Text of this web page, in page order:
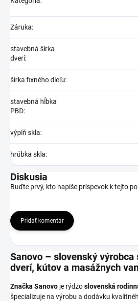
Záruka:
stavebná šírka
dverí:
šírka fixného dieľu:
stavebná hĺbka
PBD:
výplň skla:
hrúbka skla:
Diskusia
Buďte prvý, kto napíše príspevok k tejto
Pridať komentár
Sanovo – slovenský výrobca
dverí, kútov a masážnych
Značka Sanovo je rýdzoslovenská
špecializuje na výrobu a dodávku